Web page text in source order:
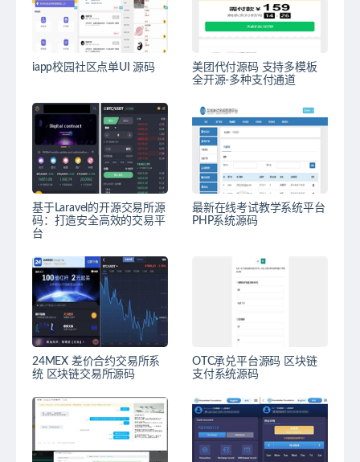
iapp校园社区点单UI 源码
美团代付源码 支持多模板
全开源-多种支付通道
基于Laravel的开源交易所源
码：打造安全高效的交易平
台
最新在线考试教学系统平台
PHP系统源码
24MEX 差价合约交易所系
统 区块链交易所源码
OTC承兑平台源码 区块链
支付系统源码